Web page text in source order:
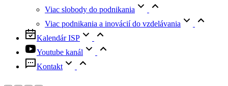
Viac slobody do podnikania
Viac podnikania a inovácií do vzdelávania
Kalendár ISP
Youtube kanál
Kontakt